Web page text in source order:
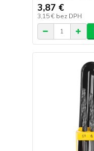
3,87 €
3,15 € bez DPH